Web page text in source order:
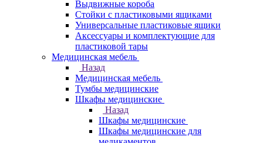
Выдвижные короба
Стойки с пластиковыми ящиками
Универсальные пластиковые ящики
Аксессуары и комплектующие для
пластиковой тары
Медицинская мебель
Назад
Медицинская мебель
Тумбы медицинские
Шкафы медицинские
Назад
Шкафы медицинские
Шкафы медицинские для